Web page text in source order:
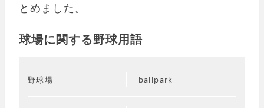
とめました。
球場に関する野球用語
野球場 ballpark